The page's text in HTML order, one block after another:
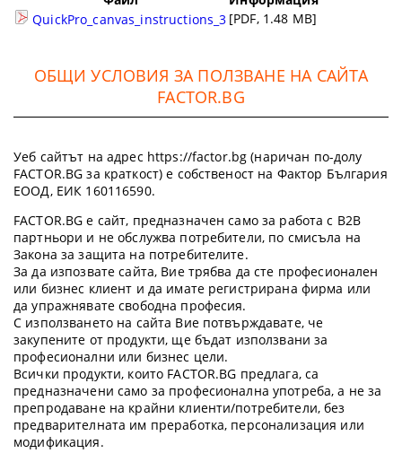
QuickPro_canvas_instructions_3 [PDF, 1.48 MB]
ОБЩИ УСЛОВИЯ ЗА ПОЛЗВАНЕ НА САЙТА
FACTOR.BG
Уеб сайтът на адрес https://factor.bg (наричан по-долу
FACTOR.BG за краткост) е собственост на Фактор България
ЕООД, ЕИК 160116590.
FACTOR.BG е сайт, предназначен само за работа с B2B
партньори и не обслужва потребители, по смисъла на
Закона за защита на потребителите.
За да изпозвате сайта, Вие трябва да сте професионален
или бизнес клиент и да имате регистрирана фирма или
да упражнявате свободна професия.
С използването на сайта Вие потвърждавате, че
закупените от продукти, ще бъдат използвани за
професионални или бизнес цели.
Всички продукти, които FACTOR.BG предлага, са
предназначени само за професионална употреба, а не за
препродаване на крайни клиенти/потребители, без
предварителната им преработка, персонализация или
модификация.